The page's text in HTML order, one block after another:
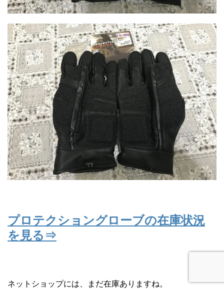
プロテクショングローブの在庫状況
を見る⇒
ネットショップには、まだ在庫ありますね。